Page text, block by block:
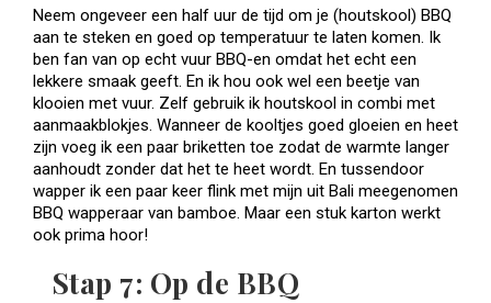
Neem ongeveer een half uur de tijd om je (houtskool) BBQ
aan te steken en goed op temperatuur te laten komen. Ik
ben fan van op echt vuur BBQ-en omdat het echt een
lekkere smaak geeft. En ik hou ook wel een beetje van
klooien met vuur. Zelf gebruik ik houtskool in combi met
aanmaakblokjes. Wanneer de kooltjes goed gloeien en heet
zijn voeg ik een paar briketten toe zodat de warmte langer
aanhoudt zonder dat het te heet wordt. En tussendoor
wapper ik een paar keer flink met mijn uit Bali meegenomen
BBQ wapperaar van bamboe. Maar een stuk karton werkt
ook prima hoor!
Stap 7: Op de BBQ